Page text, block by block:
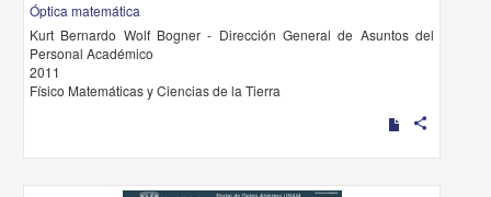
Óptica matemática
Kurt Bernardo Wolf Bogner - Dirección General de Asuntos del
Personal Académico
2011
Físico Matemáticas y Ciencias de la Tierra
share